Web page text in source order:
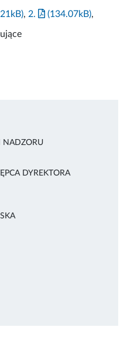
, 2. (134.07kB),
NADZORU
DYREKTORA